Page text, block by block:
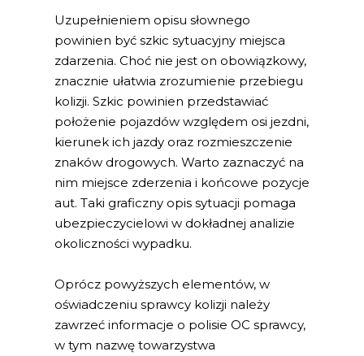
Uzupełnieniem opisu słownego
powinien być szkic sytuacyjny miejsca
zdarzenia. Choć nie jest on obowiązkowy,
znacznie ułatwia zrozumienie przebiegu
kolizji. Szkic powinien przedstawiać
położenie pojazdów względem osi jezdni,
kierunek ich jazdy oraz rozmieszczenie
znaków drogowych. Warto zaznaczyć na
nim miejsce zderzenia i końcowe pozycje
aut. Taki graficzny opis sytuacji pomaga
ubezpieczycielowi w dokładnej analizie
okoliczności wypadku.
Oprócz powyższych elementów, w
oświadczeniu sprawcy kolizji należy
zawrzeć informacje o polisie OC sprawcy,
w tym nazwę towarzystwa